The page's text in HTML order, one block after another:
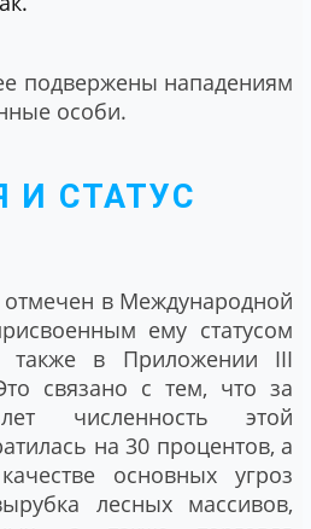
подвержены нападениям
особи.
И СТАТУС
в Международной
ему статусом
также в Приложении III
связано с тем, что за
численность этой
на 30 процентов, а
основных угроз
лесных массивов,